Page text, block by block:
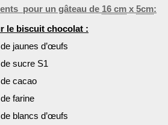
pour un gâteau de 16 cm x 5cm:
le biscuit chocolat :
de jaunes d’œufs
de sucre S1
de cacao
de farine
de blancs d’œufs